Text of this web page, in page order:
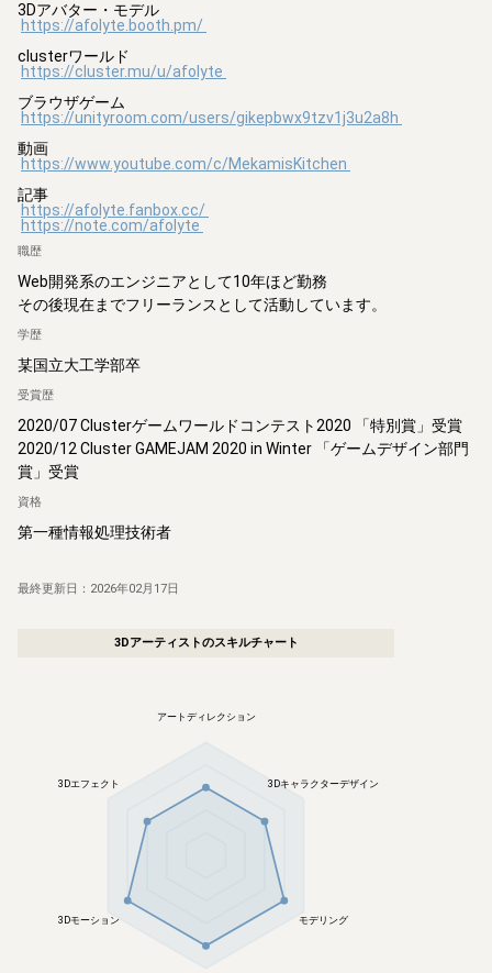
3Dアバター・モデル
https://afolyte.booth.pm/
clusterワールド
https://cluster.mu/u/afolyte
ブラウザゲーム
https://unityroom.com/users/gikepbwx9tzv1j3u2a8h
動画
https://www.youtube.com/c/MekamisKitchen
記事
https://afolyte.fanbox.cc/
https://note.com/afolyte
職歴
Web開発系のエンジニアとして10年ほど勤務
その後現在までフリーランスとして活動しています。
学歴
某国立大工学部卒
受賞歴
2020/07 Clusterゲームワールドコンテスト2020 「特別賞」受賞
2020/12 Cluster GAMEJAM 2020 in Winter 「ゲームデザイン部門
賞」受賞
資格
第一種情報処理技術者
最終更新日： 2026年02月17日
3Dアーティストのスキルチャート
アートディレクション
3Dキャラクターデザイン
モデリング
3Dモーション
3Dエフェクト